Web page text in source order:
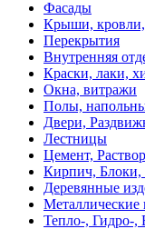
Фасады
Крыши,
Перекрытия
Внутренняя
Краски, лаки,
Окна, витражи
Полы,
Двери,
Лестницы
Цемент,
Кирпич,
Деревянные
Металлические
Тепло-, Гидро-,